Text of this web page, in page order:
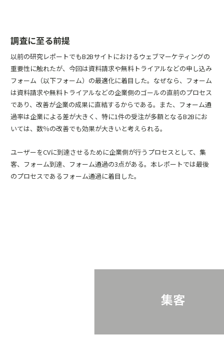
調査に至る前提
以前の研究レポートでもB2Bサイトにおけるウェブマーケティングの
重要性に触れたが、今回は資料請求や無料トライアルなどの申し込み
フォーム（以下フォーム）の最適化に着目した。なぜなら、フォーム
は資料請求や無料トライアルなどの企業側のゴールの直前のプロセス
であり、改善が企業の成果に直結するからである。また、フォーム通
過率は企業による差が大きく、特に1件の受注が多額となるB2Bにお
いては、数％の改善でも効果が大きいと考えられる。
ユーザーをCVに到達させるために企業側が行うプロセスとして、集
客、フォーム到達、フォーム通過の3点がある。本レポートでは最後
のプロセスであるフォーム通過に着目した。